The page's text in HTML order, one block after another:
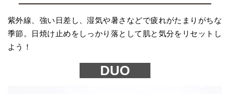
紫外線、強い日差し、湿気や暑さなどで疲れがたまりがちな
季節。日焼け止めをしっかり落として肌と気分をリセットし
よう！
DUO